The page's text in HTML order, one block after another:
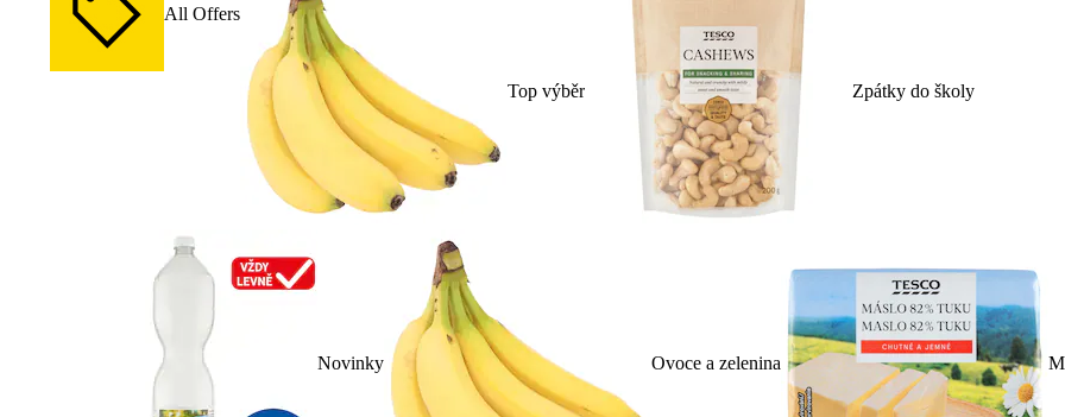
All Offers
Top výběr Zpátky do školy
Novinky Ovoce a zelenina